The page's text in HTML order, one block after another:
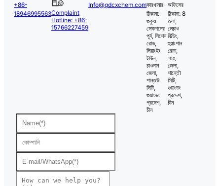
+86-
18946995563Complaint
Hotline: +86-
15766227459
Info@gdcxchem.comকারখানার
ঠিকানা:
গুকুও
সেকশনের
পূর্ব, সিশেন
রোড,
লিয়াংইং
টাউন,
চাওনান
জেলা,
শান্তউ
সিটি,
গুয়াংডং
প্রদেশ,
চীন
অফিসের
ঠিকানা: 8
তলা,
লেচাও
বিল্ডিং,
হুয়াংশান
রোড,
লংহু
জেলা,
শান্তৌ
সিটি,
গুয়াংডং
প্রদেশ,
চীন